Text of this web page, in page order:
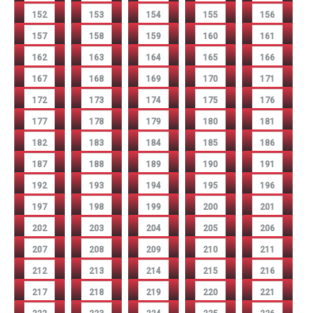
152 153 154 155 156
157 158 159 160 161
162 163 164 165 166
167 168 169 170 171
172 173 174 175 176
177 178 179 180 181
182 183 184 185 186
187 188 189 190 191
192 193 194 195 196
197 198 199 200 201
202 203 204 205 206
207 208 209 210 211
212 213 214 215 216
217 218 219 220 221